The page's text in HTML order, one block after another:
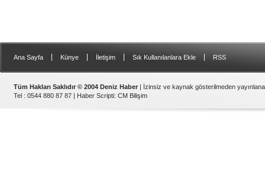
Ana Sayfa Künye İletişim Sık Kullanılanlara Ekle RSS
Tüm Hakları Saklıdır © 2004 Deniz Haber | İzinsiz ve kaynak gösterilmeden
Tel : 0544 880 87 87 | Haber Scripti: CM Bilişim